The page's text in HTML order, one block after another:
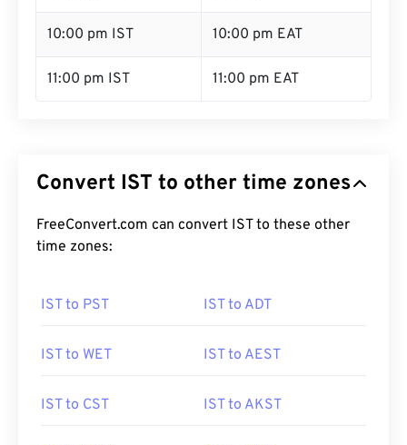
10:00 pm IST 10:00 pm EAT
11:00 pm IST 11:00 pm EAT
Convert IST to other time zones
FreeConvert.com can convert IST to these other
time zones:
IST to PST IST to ADT
IST to WET IST to AEST
IST to CST IST to AKST